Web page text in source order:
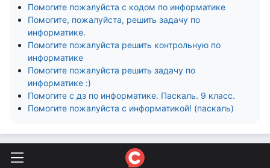
Помогите пожалуйста с кодом по информатике
Помогите, пожалуйста, решить задачу по
информатике.
Помогите пожалуйста решить контрольную по
информатике
Помогите пожалуйста решить задачу по
информатике :)
Помогите с дз по информатике. Паскаль. 9 класс.
Помогите пожалуйста с информатикой! (паскаль)